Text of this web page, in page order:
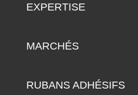
EXPERTISE
MARCHÉS
RUBANS ADHÉSIFS